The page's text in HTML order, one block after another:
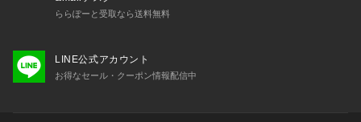
▼ブランドのお気に入り登録
ららぽーと受取なら送料無料
LINE公式アカウント
お得なセール・クーポン情報配信中